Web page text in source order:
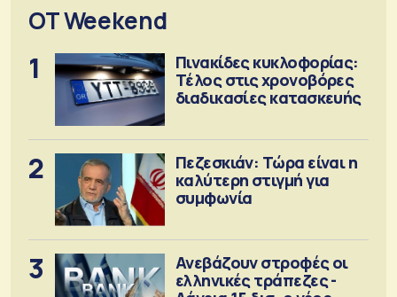
OT Weekend
1
Πινακίδες κυκλοφορίας:
Τέλος στις χρονοβόρες
διαδικασίες κατασκευής
2
Πεζεσκιάν: Τώρα είναι η
καλύτερη στιγμή για
συμφωνία
3
Ανεβάζουν στροφές οι
ελληνικές τράπεζες -